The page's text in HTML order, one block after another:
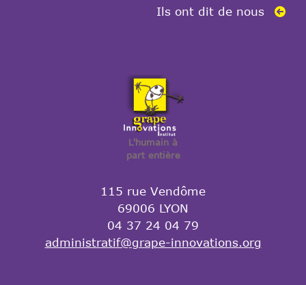
Ils ont dit de nous
L'humain à
part entière
115 rue Vendôme
69006 LYON
04 37 24 04 79
administratif@grape-innovations.org